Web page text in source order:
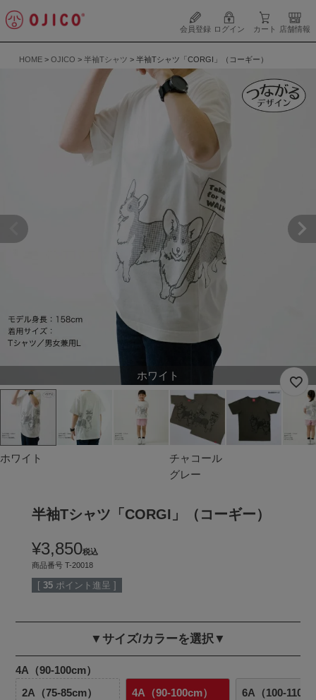
会員登録 ログイン カート 店舗情報
HOME OJICO 半袖Tシャツ 半袖Tシャツ「CORGI」（コーギー）
ホワイト
ホワイト
チャコール
グレー
半袖Tシャツ「CORGI」（コーギー）
¥3,850税込
商品番号 T-20018
[ 35 ポイント進呈 ]
▼サイズ/カラーを選択▼
4A（90-100cm）
2A（75-85cm）
4A（90-100cm） 6A（100-